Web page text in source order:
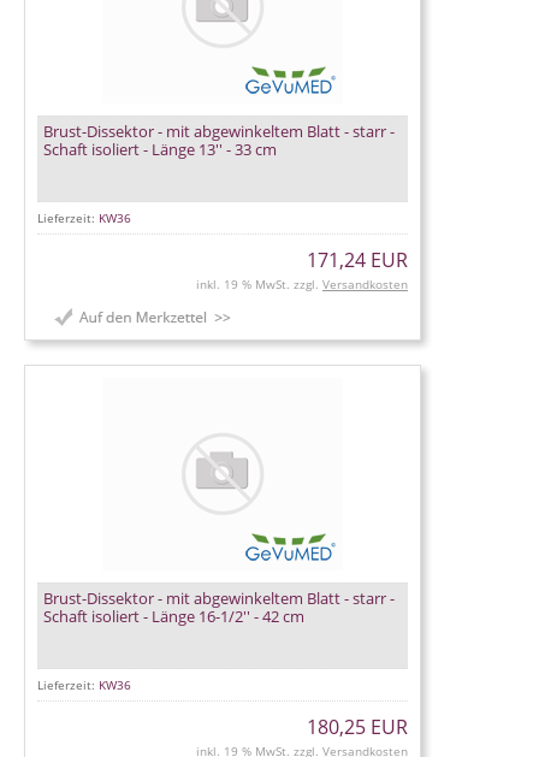
Brust-Dissektor - mit abgewinkeltem Blatt - starr -
Schaft isoliert - Länge 13'' - 33 cm
Lieferzeit: KW36
171,24 EUR
inkl. 19 % MwSt. zzgl. Versandkosten
Brust-Dissektor - mit abgewinkeltem Blatt - starr -
Schaft isoliert - Länge 16-1/2'' - 42 cm
Lieferzeit: KW36
180,25 EUR
inkl. 19 % MwSt. zzgl. Versandkosten